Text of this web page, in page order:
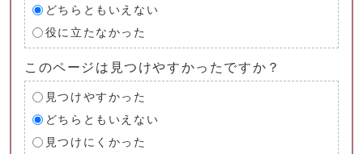
どちらともいえない
役に立たなかった
このページは見つけやすかったですか？
見つけやすかった
どちらともいえない
見つけにくかった